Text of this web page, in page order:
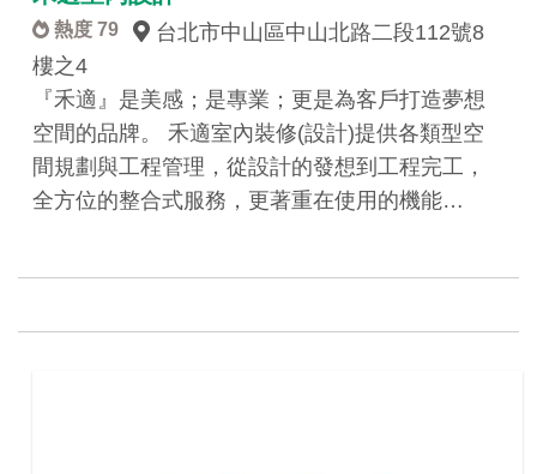
熱度 79
台北市中山區中山北路二段112號8
樓之4
『禾適』是美感；是專業；更是為客戶打造夢想
空間的品牌。 禾適室內裝修(設計)提供各類型空
間規劃與工程管理，從設計的發想到工程完工，
全方位的整合式服務，更著重在使用的機能…